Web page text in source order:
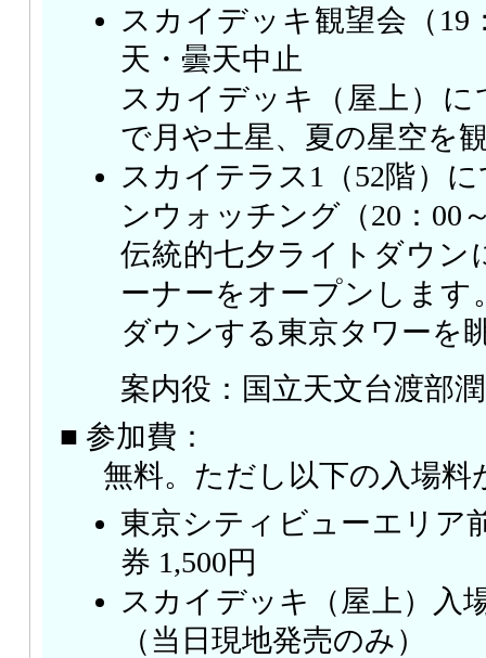
スカイデッキ観望会（19
天・曇天中止
スカイデッキ（屋上）に
で月や土星、夏の星空を
スカイテラス1（52階）
ンウォッチング（20：00
伝統的七夕ライトダウン
ーナーをオープンします
ダウンする東京タワーを
案内役：国立天文台渡部
■ 参加費：
無料。ただし以下の入場料
東京シティビューエリア
券 1,500円
スカイデッキ（屋上）入
（当日現地発売のみ）